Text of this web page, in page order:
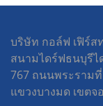
บริษัท กอล์ฟ เฟิร์ส
สนามไดร์ฟธนบุรีไ
767 ถนนพระราม
แขวงบางมด เขต